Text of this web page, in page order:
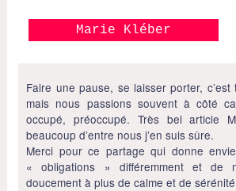
Marie Kléber
Faire une pause, se laisser porter, c’est
mais nous passions souvent à côté
occupé, préoccupé. Très bel article
beaucoup d’entre nous j’en suis sûre.
Merci pour ce partage qui donne
« obligations » différemment et de
doucement à plus de calme et de